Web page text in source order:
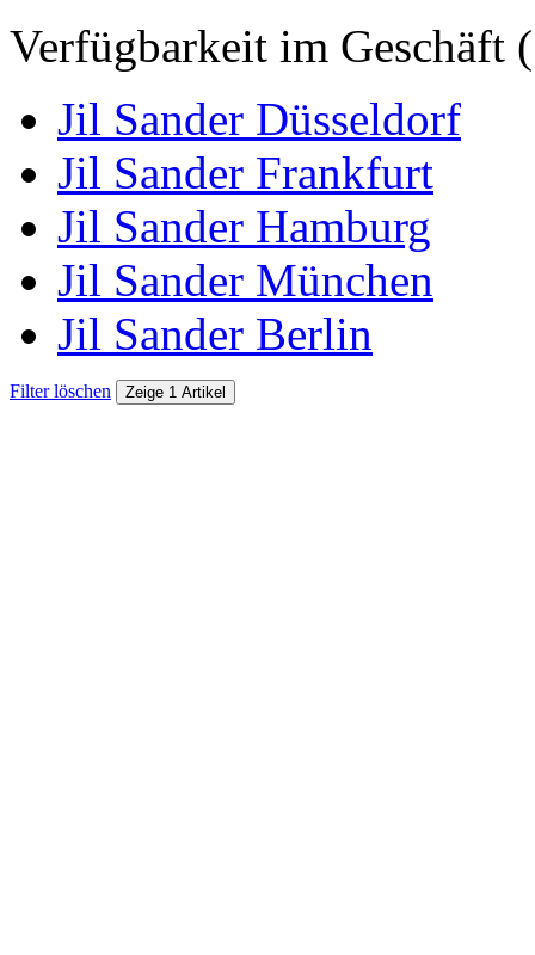
Verfügbarkeit im Geschäft
Jil Sander Düsseldorf
Jil Sander Frankfurt
Jil Sander Hamburg
Jil Sander München
Jil Sander Berlin
Filter löschen Zeige 1 Artikel